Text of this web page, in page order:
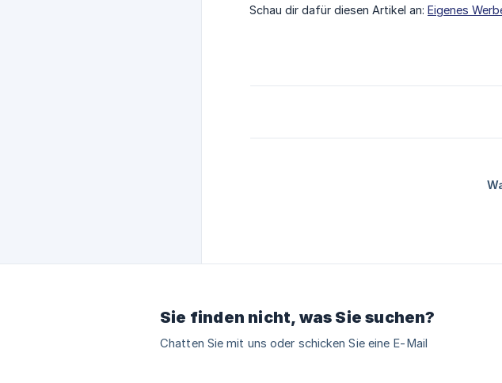
Schau dir dafür diesen Artikel an: Eigenes
Sie finden nicht, was Sie suchen?
Chatten Sie mit uns oder schicken Sie eine E-Mail